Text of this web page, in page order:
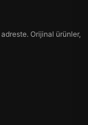
Orijinal ürünler,